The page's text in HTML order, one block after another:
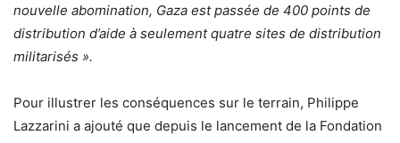
nouvelle abomination, Gaza est passée de 400 points de
distribution d’aide à seulement quatre sites de distribution
militarisés ».
Pour illustrer les conséquences sur le terrain, Philippe
Lazzarini a ajouté que depuis le lancement de la Fondation